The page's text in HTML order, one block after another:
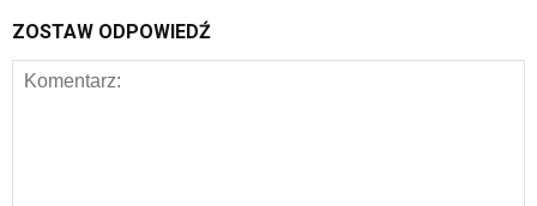
ZOSTAW ODPOWIEDŹ